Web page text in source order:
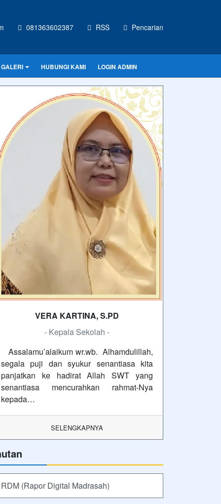
081363602387 RSS Pencarian
GALERI HUBUNGI KAMI LOGIN ADMIN
VERA KARTINA, S.PD
- Kepala Sekolah -
Assalamu’alaikum wr.wb. Alhamdulillah,
segala puji dan syukur senantiasa kita
panjatkan ke hadirat Allah SWT yang
senantiasa mencurahkan rahmat-Nya
kepada…
SELENGKAPNYA
RDM (Rapor Digital Madrasah)